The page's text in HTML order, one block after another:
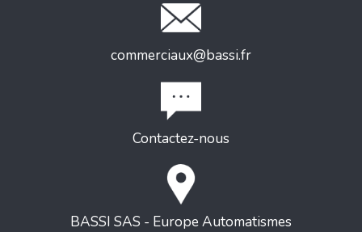
commerciaux@bassi.fr
Contactez-nous
BASSI SAS - Europe Automatismes